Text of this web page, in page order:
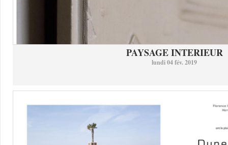
PAYSAGE INTERIEUR
lundi 04 fév. 2019